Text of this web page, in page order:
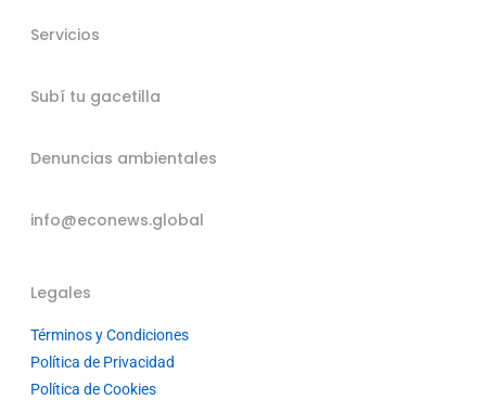
Servicios
Subí tu gacetilla
Denuncias ambientales
info@econews.global
Legales
Términos y Condiciones
Política de Privacidad
Política de Cookies